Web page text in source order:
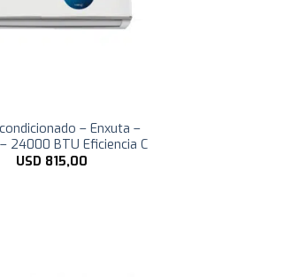
– Enxuta –
24000 BTU Eficiencia C
USD 815,00